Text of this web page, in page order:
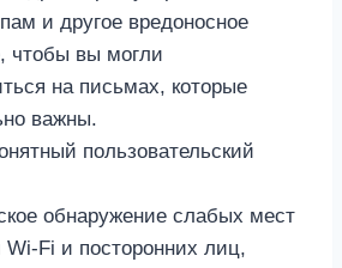
и другое вредоносное
чтобы вы могли
на письмах, которые
важны.
пользовательский
обнаружение слабых мест
Fi и посторонних лиц,